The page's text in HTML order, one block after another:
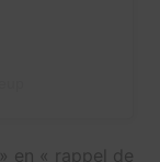
en « rappel de